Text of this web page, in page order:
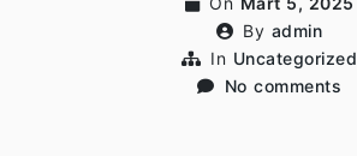
By admin
In Uncategorized
No comments